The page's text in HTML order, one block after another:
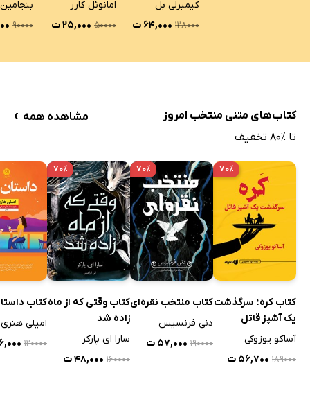
کیمبرلی بل
۱۲۸۰۰۰ ۶۴,۰۰۰ ت
امانوئل کارر
۵۰۰۰۰ ۲۵,۰۰۰ ت ۹۰۰۰۰
کتاب‌های متنی منتخب امروز
تا ٪۸۰ تخفیف
مشاهده همه ›
۷۰٪
کتاب کره؛ سرگذشت
یک آشپز قاتل
آساکو یوزوکی
۱۸۹۰۰۰ ۵۶,۷۰۰ ت
۷۰٪
کتاب منتخب نقره‌ای
دنی فرنسیس
۱۹۰۰۰۰ ۵۷,۰۰۰ ت
۷۰٪
کتاب وقتی که از ماه
زاده شد
سارا ای پارکر
۱۶۰۰۰۰ ۴۸,۰۰۰ ت
کتاب
امیلی هنری
۱۲۰۰۰۰